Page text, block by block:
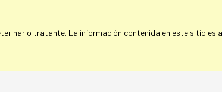
tratante. La información contenida en este sitio es